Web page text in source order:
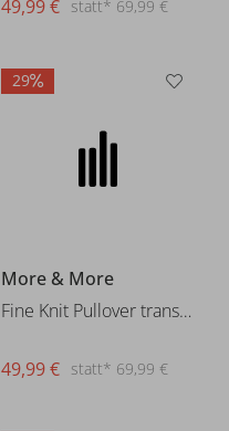
statt* 69,99 €
49,99 €
29
More & More
Fine Knit Pullover transparent
statt* 69,99 €
49,99 €